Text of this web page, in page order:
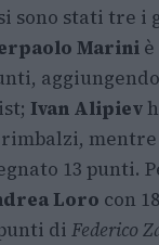
sono stati tre i
Marini
Ivan Alipiev
rimbalzi, mentre
13 punti.
Loro con
di Federico